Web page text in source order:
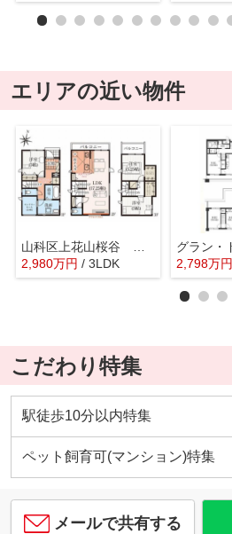
エリアの近い物件
2,980万円 / 3LDK
2,798万円
こだわり特集
駅徒歩10分以内特集
ペット飼育可(マンション)特集
メールで共有する